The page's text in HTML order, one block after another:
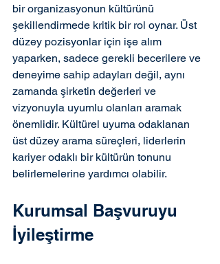
bir organizasyonun kültürünü
şekillendirmede kritik bir rol oynar. Üst
düzey pozisyonlar için işe alım
yaparken, sadece gerekli becerilere ve
deneyime sahip adayları değil, aynı
zamanda şirketin değerleri ve
vizyonuyla uyumlu olanları aramak
önemlidir. Kültürel uyuma odaklanan
üst düzey arama süreçleri, liderlerin
kariyer odaklı bir kültürün tonunu
belirlemelerine yardımcı olabilir.
Kurumsal Başvuruyu
İyileştirme